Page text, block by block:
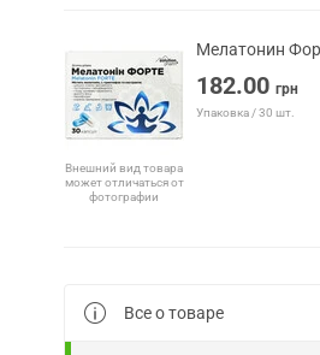
Внешний вид товара
может отличаться от
фотографии
Мелатонин
182.00 грн
Упаковка / 30 шт.
Все о товаре